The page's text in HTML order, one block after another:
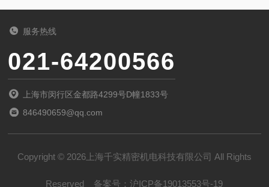
服务热线
021-64200566
上海市闵行区金都路4299号D幢1833号
846490659@qq.com
Copyright © 2026上海千实精密机电科技有限公司 All Rights
Reserved 备案号： 沪ICP备19013553号-19